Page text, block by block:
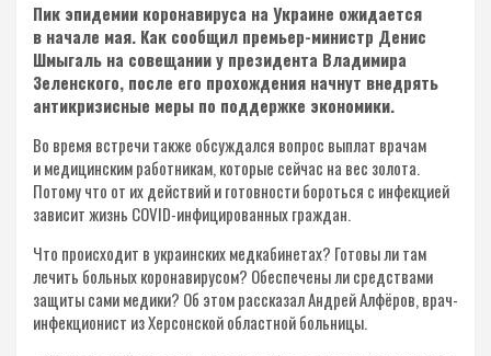
Пик эпидемии коронавируса на Украине ожидается
в начале мая. Как сообщил премьер-министр Денис
Шмыгаль на совещании у президента Владимира
Зеленского, после его прохождения начнут внедрять
антикризисные меры по поддержке экономики.
Во время встречи также обсуждался вопрос выплат врачам
и медицинским работникам, которые сейчас на вес золота.
Потому что от их действий и готовности бороться с инфекцией
зависит жизнь COVID-инфицированных граждан.
Что происходит в украинских медкабинетах? Готовы ли там
лечить больных коронавирусом? Обеспечены ли средствами
защиты сами медики? Об этом рассказал Андрей Алфёров, врач-
инфекционист из Херсонской областной больницы.